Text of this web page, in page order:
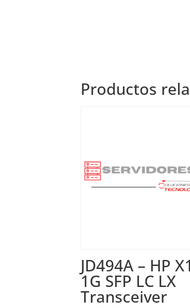
Productos
JD494A – HP
1G SFP LC LX
Transceiver